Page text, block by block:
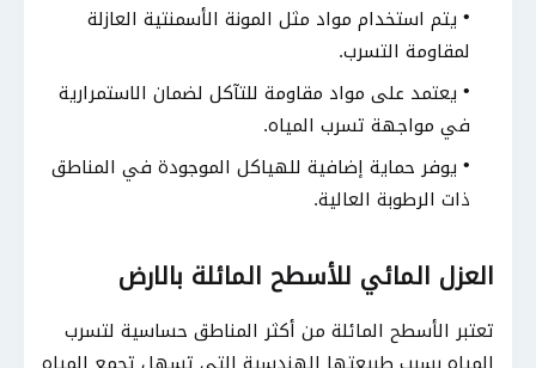
يتم استخدام مواد مثل المونة الأسمنتية العازلة
لمقاومة التسرب.
يعتمد على مواد مقاومة للتآكل لضمان الاستمرارية
في مواجهة تسرب المياه.
يوفر حماية إضافية للهياكل الموجودة في المناطق
ذات الرطوبة العالية.
العزل المائي للأسطح المائلة بالارض
تعتبر الأسطح المائلة من أكثر المناطق حساسية لتسرب